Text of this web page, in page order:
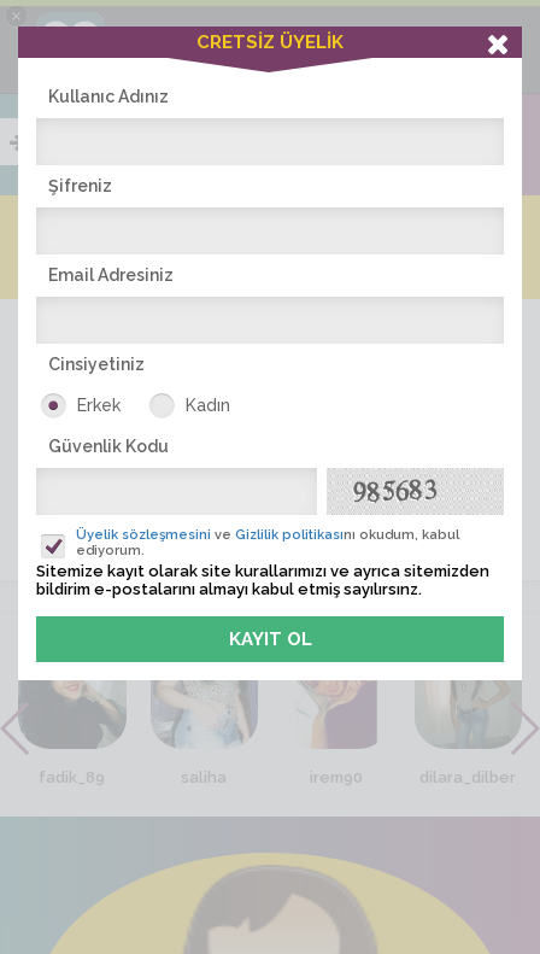
×
Ciddiask Uygulaması
+1 Hafta Gold Üyelik Kazan
Bedava - com.ciddi.ask
İNDİR
ÜYE ARA
VİTRİN
fadik_89 saliha irem90 dilara_dilber
CRETSİZ ÜYELİK
Kullanıc Adınız
Şifreniz
Email Adresiniz
Cinsiyetiniz
Erkek Kadın
Güvenlik Kodu
Üyelik sözleşmesini ve Gizlilik politikasını okudum, kabul
ediyorum.
Sitemize kayıt olarak site kurallarımızı ve ayrıca sitemizden
bildirim e-postalarını almayı kabul etmiş sayılırsınz.